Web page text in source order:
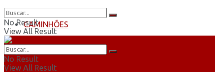
CAMINHÕES
ÔNIBUS
No Result
View All Result
No Result
View All Result